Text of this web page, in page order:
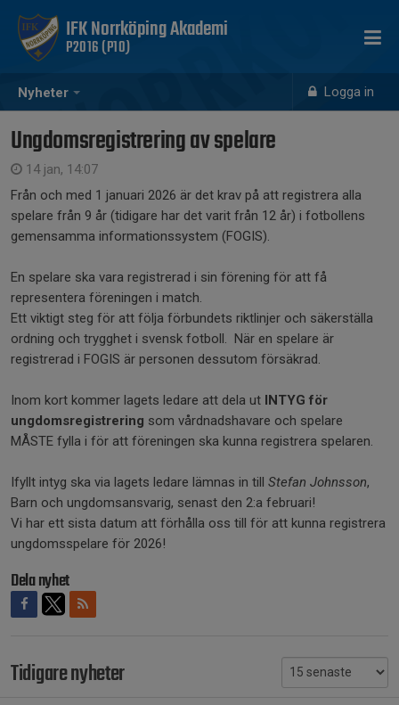
Nyheter Logga in
IFK Norrköping Akademi
P2016 (P10)
Ungdomsregistrering av spelare
14 jan, 14:07
Från och med 1 januari 2026 är det krav på att registrera alla
spelare från 9 år (tidigare har det varit från 12 år) i fotbollens
gemensamma informationssystem (FOGIS).
En spelare ska vara registrerad i sin förening för att få
representera föreningen i match.
Ett viktigt steg för att följa förbundets riktlinjer och säkerställa
ordning och trygghet i svensk fotboll. När en spelare är
registrerad i FOGIS är personen dessutom försäkrad.
Inom kort kommer lagets ledare att dela ut INTYG för
ungdomsregistrering som vårdnadshavare och spelare
MÅSTE fylla i för att föreningen ska kunna registrera spelaren.
Ifyllt intyg ska via lagets ledare lämnas in till Stefan Johnsson,
Barn och ungdomsansvarig, senast den 2:a februari!
Vi har ett sista datum att förhålla oss till för att kunna registrera
ungdomsspelare för 2026!
Dela nyhet
Tidigare nyheter